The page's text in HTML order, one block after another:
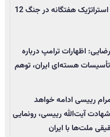
درسهای استراتژیک هفتگانه در جنگ 12
اظهارات ترامپ درباره
هسته‌ای ایران، توهم
رییسی ادامه خواهد
آیت‌الله رییسی، رونمایی
ملت‌ها با ایران